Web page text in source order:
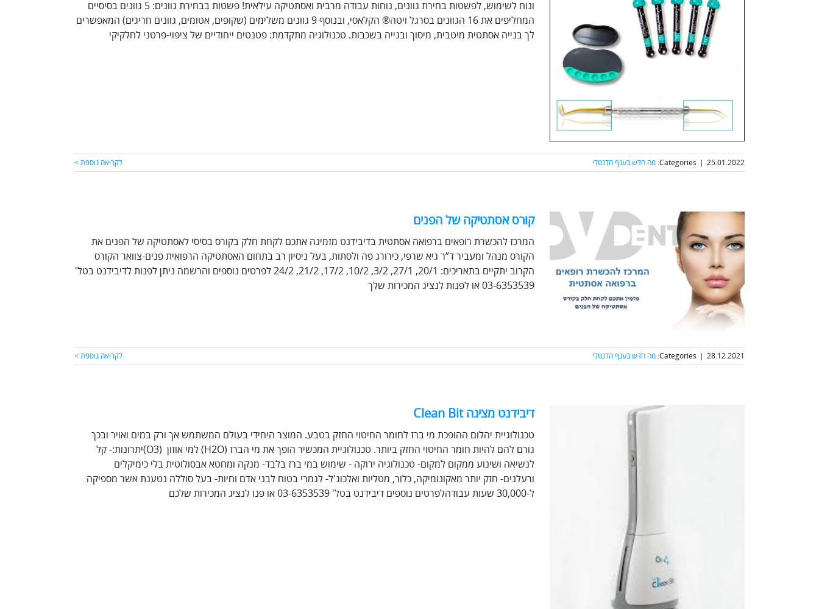
ונוח לשימוש, לפשטות בחירת גוונים, נוחות עבודה מרבית ואסתטיקה עילאית! פשטות בבחירת גוונים: 5 גוונים בסיסיים
המחליפים את 16 הגוונים בסרגל ויטה® הקלאסי, ובנוסף 9 גוונים משלימים (שקופים, אטומים, גוונים חריגים) המאפשרים
לך בנייה אסתטית מיטבית, מיסוך ובנייה בשכבות. טכנולוגיה מתקדמת: פטנטים ייחודיים של ציפוי-פרטני לחלקיקי
25.01.2022
|
Categories: מה חדש בענף הדנטלי לקריאה נוספת >
קורס אסתטיקה של הפנים
המרכז להכשרת רופאים ברפואה אסתטית בדיבידנט מזמינה אתכם לקחת חלק בקורס בסיסי לאסתטיקה של הפנים את
הקורס מנהל ומעביר ד”ר גיא שרפי, כירורג פה ולסתות, בעל ניסיון רב בתחום האסתטיקה הרפואית פנים-צוואר הקורס
הקרוב יתקיים בתאריכים: 20/1, 27/1, 3/2, 10/2, 17/2, 21/2, 24/2 לפרטים נוספים והרשמה ניתן לפנות לדיבידנט בטל'
03-6353539 או לפנות לנציג המכירות שלך
28.12.2021
|
Categories: מה חדש בענף הדנטלי לקריאה נוספת >
דיבידנט מציגה Clean Bit
טכנולוגיית יהלום ההופכת מי ברז לחומר החיטוי החזק בטבע. המוצר היחידי בעולם המשתמש אך ורק במים ואויר ובכך
גורם להם להיות חומר החיטוי החזק ביותר. טכנולוגיית המכשיר הופך את מי הברז (H2O) למי אוזון (O3)יתרונות:- קל
לנשיאה ושינוע ממקום למקום- טכנולוגיה ירוקה - שימוש במי ברז בלבד- מנקה ומחטא אבסולוטית בלי כימיקלים
ורעלנים- חזק יותר מאקונומיקה, כלור, מטליות ואלכוג'ל- לגמרי בטוח לבני אדם וחיות- בעל סוללה נטענת אשר מספיקה
ל-30,000 שעות עבודהלפרטים נוספים דיבידנט בטל' 03-6353539 או פנו לנציג המכירות שלכם